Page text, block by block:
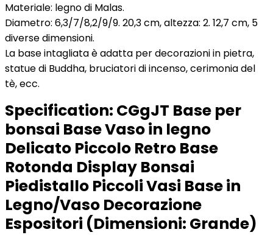
Materiale: legno di Malas.
Diametro: 6,3/7/8,2/9/9. 20,3 cm, altezza: 2. 12,7 cm, 5
diverse dimensioni.
La base intagliata è adatta per decorazioni in pietra,
statue di Buddha, bruciatori di incenso, cerimonia del
tè, ecc.
Specification: CGgJT Base per
bonsai Base Vaso in legno
Delicato Piccolo Retro Base
Rotonda Display Bonsai
Piedistallo Piccoli Vasi Base in
Legno/Vaso Decorazione
Espositori (Dimensioni: Grande)